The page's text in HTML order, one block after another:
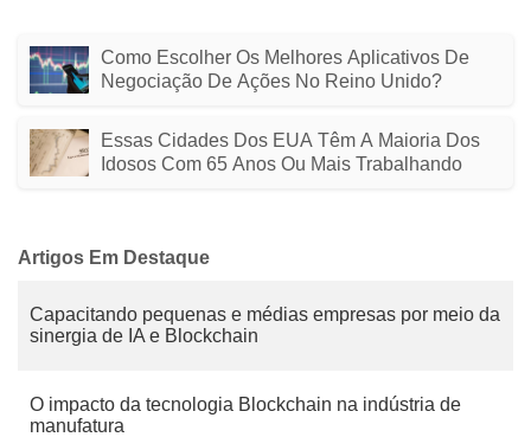
Como Escolher Os Melhores Aplicativos De
Negociação De Ações No Reino Unido?
Essas Cidades Dos EUA Têm A Maioria Dos
Idosos Com 65 Anos Ou Mais Trabalhando
Artigos Em Destaque
Capacitando pequenas e médias empresas por meio da
sinergia de IA e Blockchain
O impacto da tecnologia Blockchain na indústria de
manufatura